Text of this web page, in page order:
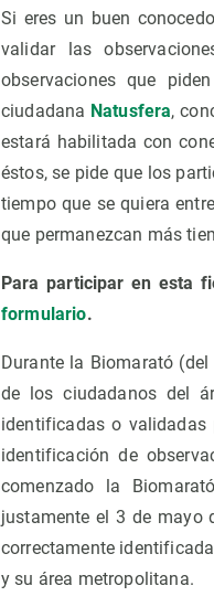
Si eres un buen
validar las
observaciones que
ciudadana Natusfera,
estará habilitada con
éstos, se pide que los
tiempo que se quiera
que permanezcan más
Para participar en esta
formulario.
Durante la Biomarató
de los ciudadanos del
identificadas o
identificación de
comenzado la
justamente el 3 de mayo
correctamente
y su área metropolitana.